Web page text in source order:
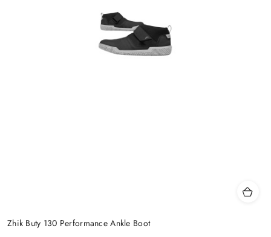
Zhik Buty 130 Performance Ankle Boot